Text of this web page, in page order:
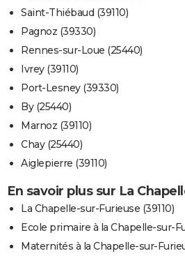
Saint-Thiébaud (39110)
Pagnoz (39330)
Rennes-sur-Loue (25440)
Ivrey (39110)
Port-Lesney (39330)
By (25440)
Marnoz (39110)
Chay (25440)
Aiglepierre (39110)
En savoir plus sur La
La Chapelle-sur-Furieuse (39110)
Ecole primaire à la Chapelle-sur-
Maternités à la Chapelle-sur-